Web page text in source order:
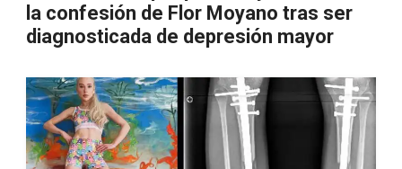
la confesión de Flor Moyano tras ser
diagnosticada de depresión mayor